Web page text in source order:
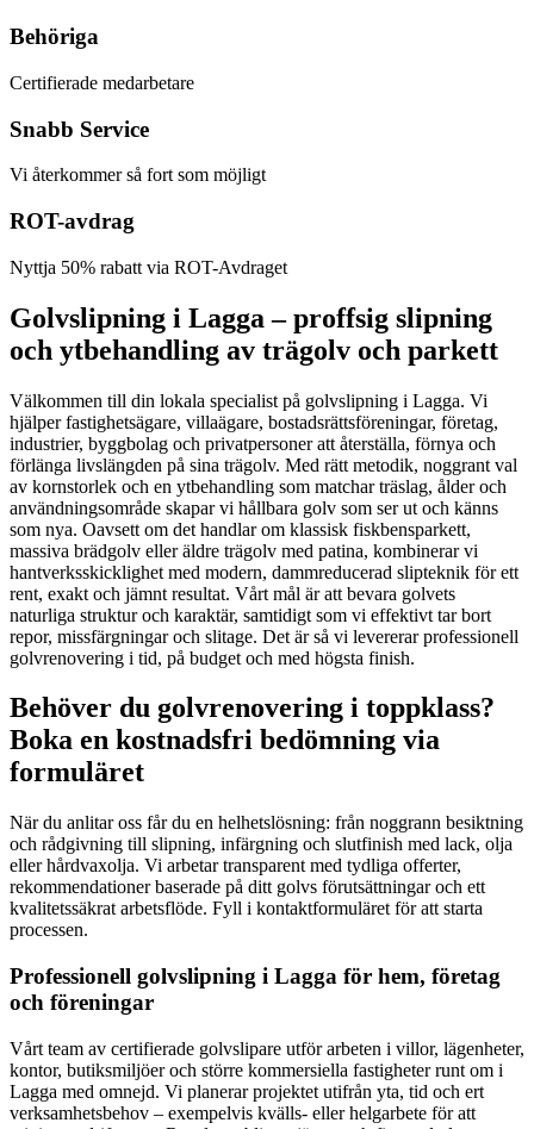
Behöriga
Certifierade medarbetare
Snabb Service
Vi återkommer så fort som möjligt
ROT-avdrag
Nyttja 50% rabatt via ROT-Avdraget
Golvslipning i Lagga – proffsig slipning
och ytbehandling av trägolv och parkett
Välkommen till din lokala specialist på golvslipning i Lagga. Vi
hjälper fastighetsägare, villaägare, bostadsrättsföreningar, företag,
industrier, byggbolag och privatpersoner att återställa, förnya och
förlänga livslängden på sina trägolv. Med rätt metodik, noggrant val
av kornstorlek och en ytbehandling som matchar träslag, ålder och
användningsområde skapar vi hållbara golv som ser ut och känns
som nya. Oavsett om det handlar om klassisk fiskbensparkett,
massiva brädgolv eller äldre trägolv med patina, kombinerar vi
hantverksskicklighet med modern, dammreducerad slipteknik för ett
rent, exakt och jämnt resultat. Vårt mål är att bevara golvets
naturliga struktur och karaktär, samtidigt som vi effektivt tar bort
repor, missfärgningar och slitage. Det är så vi levererar professionell
golvrenovering i tid, på budget och med högsta finish.
Behöver du golvrenovering i toppklass?
Boka en kostnadsfri bedömning via
formuläret
När du anlitar oss får du en helhetslösning: från noggrann besiktning
och rådgivning till slipning, infärgning och slutfinish med lack, olja
eller hårdvaxolja. Vi arbetar transparent med tydliga offerter,
rekommendationer baserade på ditt golvs förutsättningar och ett
kvalitetssäkrat arbetsflöde. Fyll i kontaktformuläret för att starta
processen.
Professionell golvslipning i Lagga för hem, företag
och föreningar
Vårt team av certifierade golvslipare utför arbeten i villor, lägenheter,
kontor, butiksmiljöer och större kommersiella fastigheter runt om i
Lagga med omnejd. Vi planerar projektet utifrån yta, tid och ert
verksamhetsbehov – exempelvis kvälls- eller helgarbete för att